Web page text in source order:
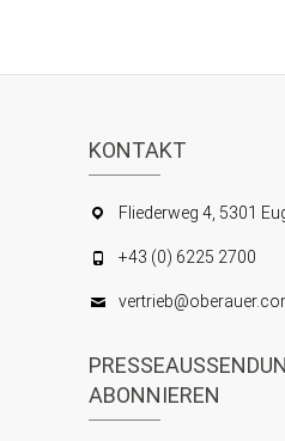
KONTAKT
Fliederweg 4, 5301
+43 (0) 6225 2700
ABONNIEREN